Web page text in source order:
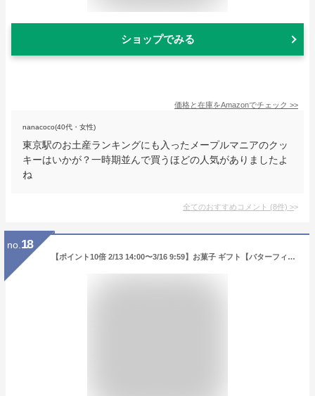
ショップでみる
価格と在庫をAmazonでチェック >>
nanacoco(40代・女性)
東京駅のお土産ランキングにも入ったメープルマニアのクッ
キーはいかが？一時期並んで買うほどの人気がありましたよ
ね
全てのおすすめコメント (8件) >
no. 18
【ポイント10倍 2/13 14:00〜3/16 9:59】お菓子 ギフト【バターフィナンシェ4個入】個包装 スイーツ フィナンシェ 焼き菓子 洋菓子 内祝い お祝い 出産祝い お礼 可愛い おしゃれ 職場 退職 菓子折り ご挨拶 東京 お土産 手土産 人気 プレゼント バターバトラー ホワイトデー